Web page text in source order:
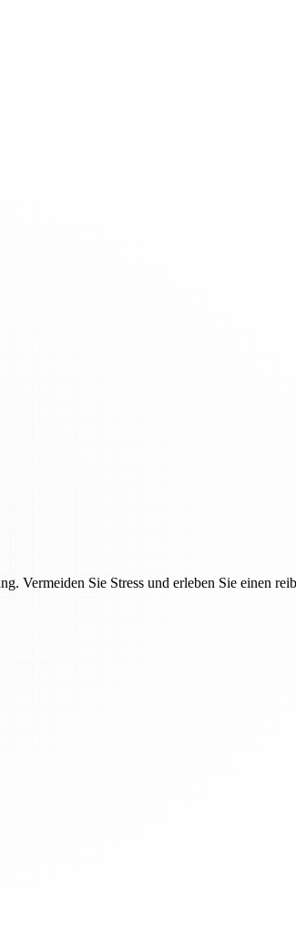
Vermeiden Sie Stress und erleben Sie einen